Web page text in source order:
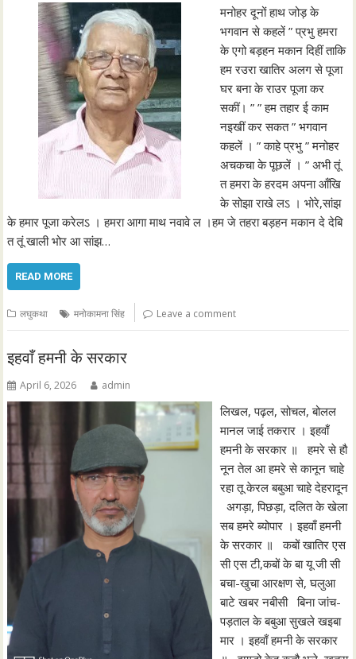
मनोहर दूनों हाथ जोड़ के
भगवान से कहलें ” प्रभु हमरा
के एगो बड़हन मकान दिहीं ताकि
हम रउरा खातिर अलग से पूजा
घर बना के राउर पूजा कर
सकीं। ” ” हम तहार ई काम
नइखीं कर सकत ” भगवान
कहलें । ” काहे प्रभु ” मनोहर
अचकचा के पूछलें । ” अभी तूं
त हमरा के हरदम अपना आँखि
के सोझा राखे लऽ । भोरे,सांझ
के हमार पूजा करेलऽ । हमरा आगा माथ नवावे ल ।हम जे तहरा बड़हन मकान दे देबि
त तूं खाली भोर आ सांझ…
READ MORE
लघुकथा मनोकामना सिंह Leave a comment
इहवाँ हमनी के सरकार
April 6, 2026 admin
लिखल, पढ़ल, सोचल, बोलल
मानल जाई तकरार । इहवाँ
हमनी के सरकार ॥ हमरे से हौ
नून तेल आ हमरे से कानून चाहे
रहा तू केरल बबुआ चाहे देहरादून
अगड़ा, पिछड़ा, दलित के खेला
सब हमरे ब्योपार । इहवाँ हमनी
के सरकार ॥ कबों खातिर एस
सी एस टी,कबों के बा यू जी सी
बचा-खुचा आरक्षण से, घलुआ
बाटे खबर नबीसी बिना जांच-
पड़ताल के बबुआ सुखले खइबा
मार । इहवाँ हमनी के सरकार